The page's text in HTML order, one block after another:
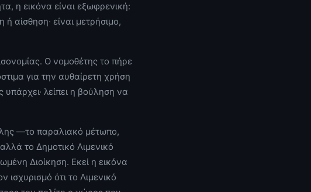
η εικόνα είναι εξωφρενική:
αίσθηση· είναι μετρήσιμο,
Ο νομοθέτης το πήρε
για την αυθαίρετη χρήση
λείπει η βούληση να
—το παραλιακό μέτωπο,
το Δημοτικό Λιμενικό
Διοίκηση. Εκεί η εικόνα
ότι το Λιμενικό